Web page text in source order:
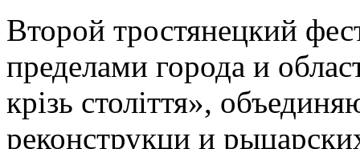
Второй тростянецкий
пределами города и
крізь століття»,
реконструкци и